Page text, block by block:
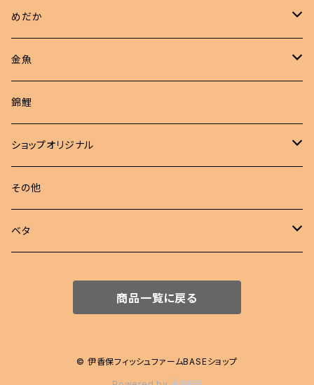
めだか
現物商品
成魚
若魚
非選別商品
成魚
若魚
金魚
ピンポンパール
現物出品
江戸錦
東錦
らんちゅう
錦鯉
ショップオリジナル
めだか 定額
めだか セット
その他
ベタ
商品一覧に戻る
© 伊香保フィッシュファームBASEショップ